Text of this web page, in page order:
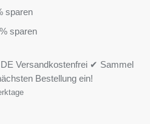
sparen
sparen
Versandkostenfrei ✔ Sammel
Bestellung ein!